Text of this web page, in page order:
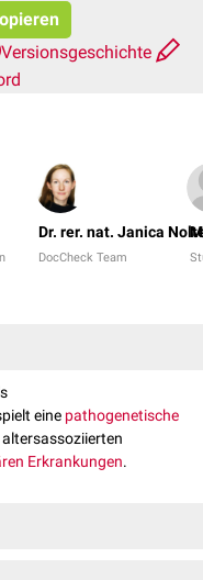
Versionsgeschichte
Dr. rer. nat. Janica
DocCheck Team
eine pathogenetische
Erkrankungen.